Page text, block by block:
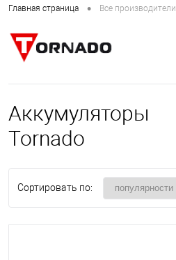
Главная страница • Все производители
Аккумуляторы
Tornado
Сортировать по: